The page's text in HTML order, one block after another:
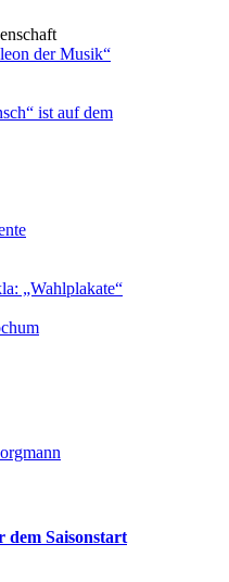
der Musik“
ist auf dem
„Wahlplakate“
Saisonstart